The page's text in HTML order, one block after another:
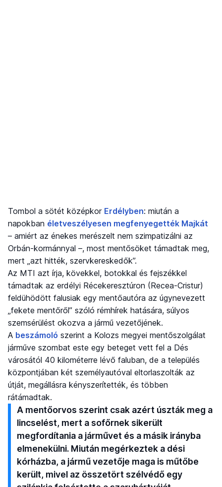
Tombol a sötét középkor Erdélyben: miután a
napokban életveszélyesen megfenyegették Majkát
– amiért az énekes merészelt nem szimpatizálni az
Orbán-kormánnyal –, most mentősöket támadtak meg,
mert „azt hitték, szervkereskedők”.
Az MTI azt írja, kövekkel, botokkal és fejszékkel
támadtak az erdélyi Récekeresztúron (Recea-Cristur)
feldühödött falusiak egy mentőautóra az úgynevezett
„fekete mentőről” szóló rémhírek hatására, súlyos
szemsérülést okozva a jármű vezetőjének.
A beszámoló szerint a Kolozs megyei mentőszolgálat
járműve szombat este egy beteget vett fel a Dés
városától 40 kilométerre lévő faluban, de a település
központjában két személyautóval eltorlaszolták az
útját, megállásra kényszerítették, és többen
rátámadtak.
A mentőorvos szerint csak azért úszták meg a
lincselést, mert a sofőrnek sikerült
megfordítania a járművet és a másik irányba
elmenekülni. Miután megérkeztek a dési
kórházba, a jármű vezetője maga is műtőbe
került, mivel az összetört szélvédő egy